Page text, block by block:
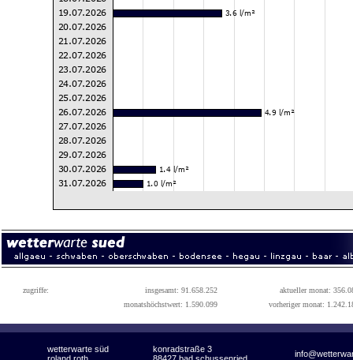
zugriffe: insgesamt: 91.658.252
aktueller monat:
monatshöchstwert: 1.590.099
vorheriger monat:
wetterwarte süd konradstraße 3